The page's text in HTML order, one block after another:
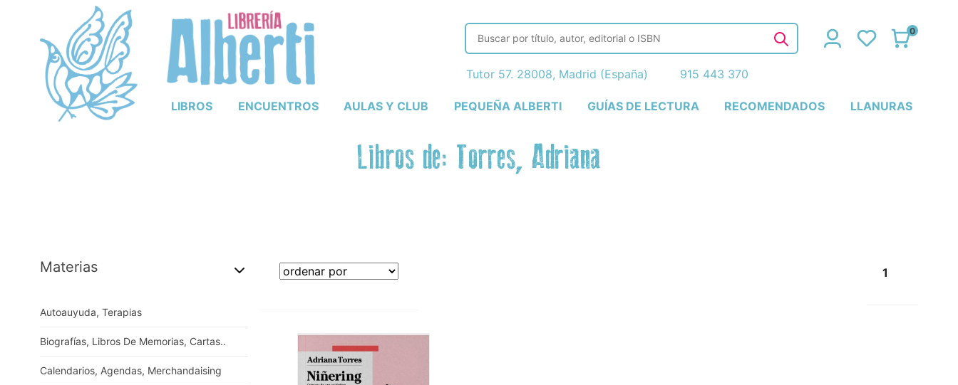
LIBROS ENCUENTROS AULAS Y CLUB PEQUEÑA ALBERTI GUÍAS DE LECTURA RECOMENDADOS LLANURAS
0
Tutor 57. 28008, Madrid (España) 915 443 370
Libros de: Torres, Adriana
Materias
Autoauyuda, Terapias
Biografías, Libros De Memorias, Cartas..
Calendarios, Agendas, Merchandaising
1